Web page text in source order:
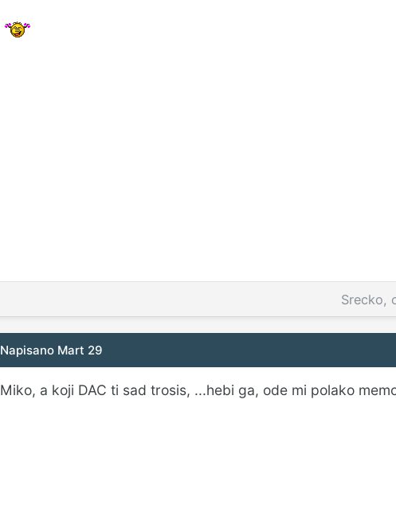
Srecko,
Napisano Mart 29
Miko, a koji DAC ti sad trosis, ...hebi ga, ode mi polako